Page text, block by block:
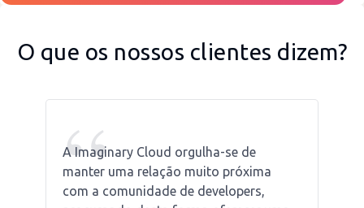
Peça uma demonstração agora
O que os nossos clientes dizem?
“
A Imaginary Cloud orgulha-se de
manter uma relação muito próxima
com a comunidade de developers,